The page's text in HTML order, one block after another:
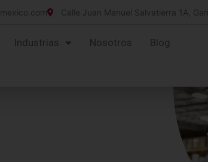
Calle Juan Manuel Salvatierra 1A,
Industrias Nosotros
Blog